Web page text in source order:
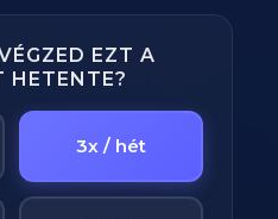
EZT A
HETENTE?
3x / hét